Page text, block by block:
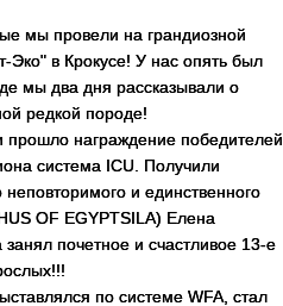
мы провели на грандиозной
Эко" в Крокусе! У нас опять был
мы два дня рассказывали о
редкой породе!
прошло награждение победителей
система ICU. Получили
неповторимого и единственного
OF EGYPTSILA) Елена
почетное и счастливое 13-е
по системе WFA, стал